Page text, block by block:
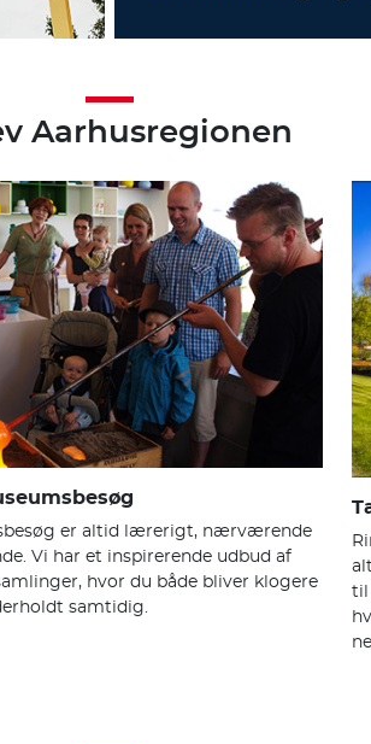
Aarhusregionen
er altid lærerigt, nærværende
Vi har et inspirerende udbud af
hvor du både bliver klogere
samtidig.
til